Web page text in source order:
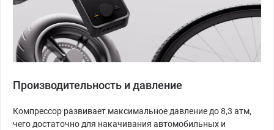
Производительность и давление
Компрессор развивает максимальное давление до 8,3 атм,
чего достаточно для накачивания автомобильных и